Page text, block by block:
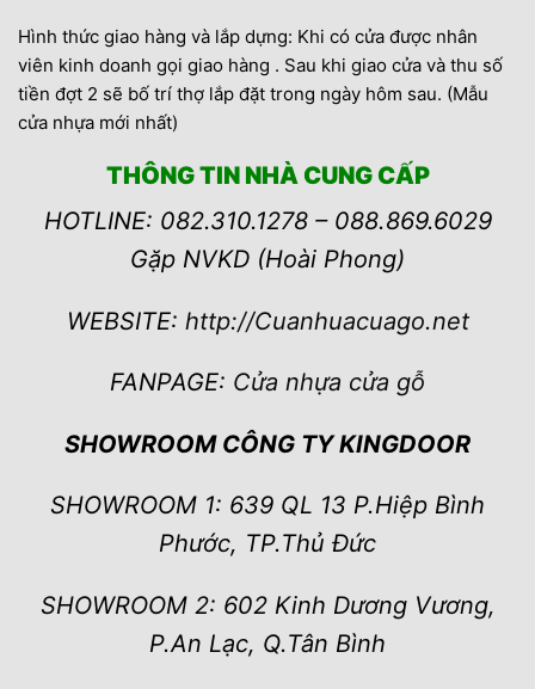
Hình thức giao hàng và lắp dựng: Khi có cửa được nhân
viên kinh doanh gọi giao hàng . Sau khi giao cửa và thu số
tiền đợt 2 sẽ bố trí thợ lắp đặt trong ngày hôm sau. (Mẫu
cửa nhựa mới nhất)
THÔNG TIN NHÀ CUNG CẤP
HOTLINE: 082.310.1278 – 088.869.6029
Gặp NVKD (Hoài Phong)
WEBSITE: http://Cuanhuacuago.net
FANPAGE: Cửa nhựa cửa gỗ
SHOWROOM CÔNG TY KINGDOOR
SHOWROOM 1: 639 QL 13 P.Hiệp Bình
Phước, TP.Thủ Đức
SHOWROOM 2: 602 Kinh Dương Vương,
P.An Lạc, Q.Tân Bình